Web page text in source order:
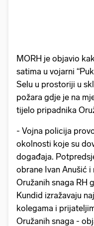
MORH je objavio
satima u vojarni
Selu u prostoriji u
požara gdje je na
tijelo pripadnika
- Vojna policija
okolnosti koje su
događaja.
obrane Ivan Anušić
Oružanih snaga RH
Kundid izražavaju
kolegama i
Oružanih snaga -